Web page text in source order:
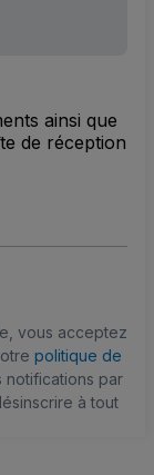
ainsi que
de réception
vous acceptez
politique de
notifications par
à tout